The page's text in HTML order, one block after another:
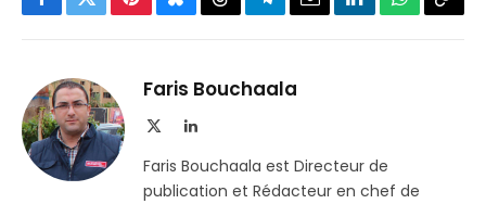
Facebook
TwitterPinterestBlueskyThreadsPartager
Telegram
EmailLinkedInWhatsApp
Faris Bouchaala
LinkedIn
Faris Bouchaala est Directeur de
publication et Rédacteur en chef de